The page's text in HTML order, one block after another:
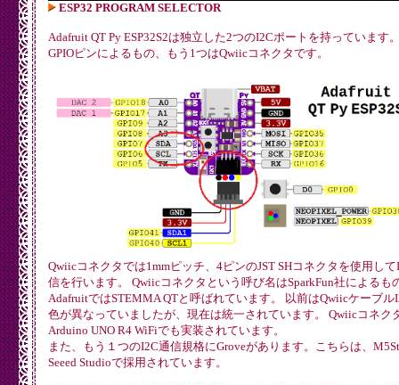
ESP32 PROGRAM SELECTOR
Adafruit QT Py ESP32S2は独立した2つのI2Cポートを持っています
GPIOピンによるもの、もう1つはQwiicコネクタです。
Qwiicコネクタでは1mmピッチ、4ピンのJST SHコネクタを使用して
信を行います。 Qwiicコネクタという呼び名はSparkFun社によるも
AdafruitではSTEMMA QTと呼ばれています。 以前はQwiicケーブル
色が異なっていましたが、現在は統一されています。 Qwiicコネク
Arduino UNO R4 WiFiでも実装されています。
また、もう１つのI2C通信規格にGroveがあります。こちらは、
Seeed Studioで採用されています。